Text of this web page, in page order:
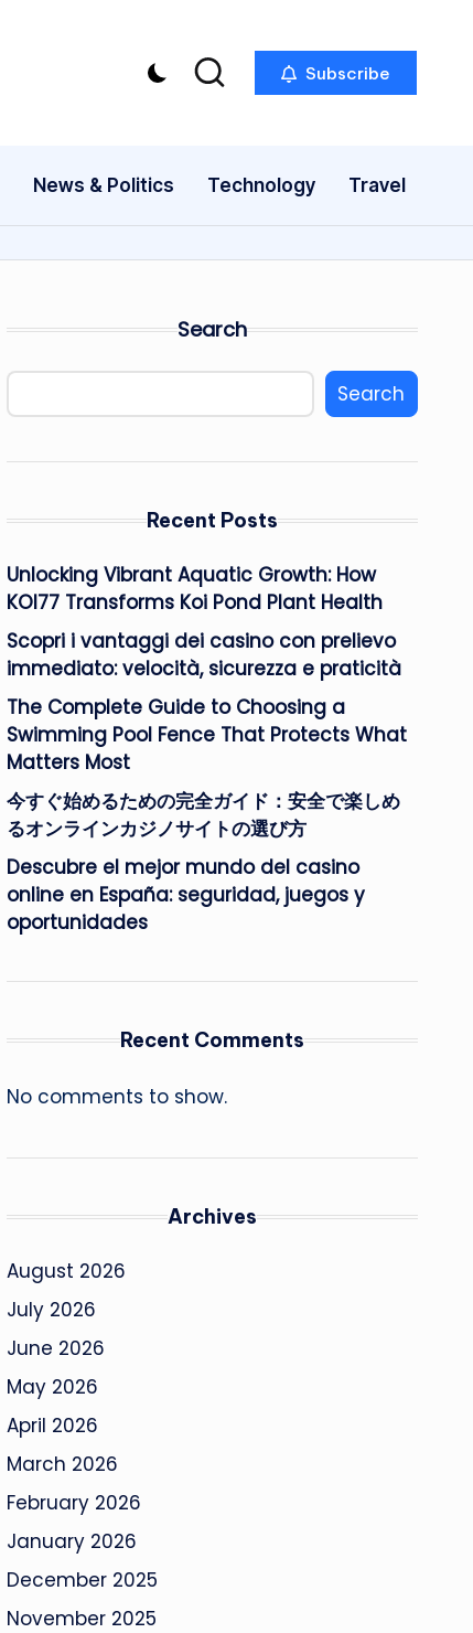
Subscribe
News & Politics Technology Travel
Search
Search
Recent Posts
Unlocking Vibrant Aquatic Growth: How
KOI77 Transforms Koi Pond Plant Health
Scopri i vantaggi dei casino con prelievo
immediato: velocità, sicurezza e praticità
The Complete Guide to Choosing a
Swimming Pool Fence That Protects What
Matters Most
今すぐ始めるための完全ガイド：安全で楽しめ
るオンラインカジノサイトの選び方
Descubre el mejor mundo del casino
online en España: seguridad, juegos y
oportunidades
Recent Comments
No comments to show.
Archives
August 2026
July 2026
June 2026
May 2026
April 2026
March 2026
February 2026
January 2026
December 2025
November 2025